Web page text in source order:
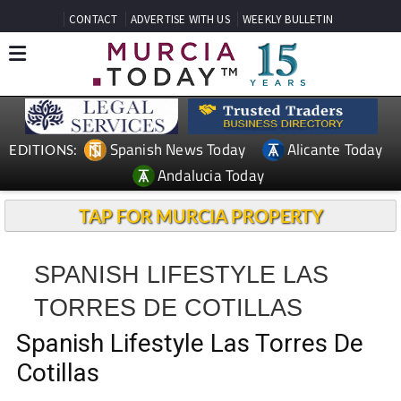
CONTACT ADVERTISE WITH US WEEKLY BULLETIN
EDITIONS: Spanish News Today
Alicante Today
Andalucia Today
TAP FOR MURCIA PROPERTY
SPANISH LIFESTYLE LAS
TORRES DE COTILLAS
Spanish Lifestyle Las Torres De
Cotillas